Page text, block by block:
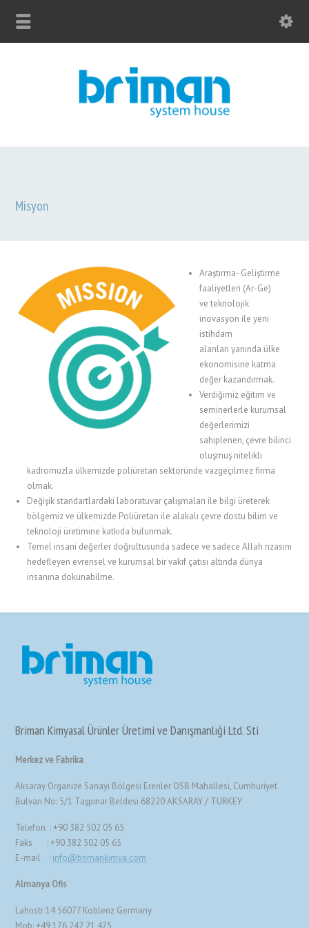
Misyon
Araştırma- Geliştirme
faaliyetleri (Ar-Ge)
ve teknolojik
inovasyon ile yeni
istihdam
alanları yanında ülke
ekonomisine katma
değer kazandırmak.
Verdiğimiz eğitim ve
seminerlerle kurumsal
değerlerimizi
sahiplenen, çevre bilinci
oluşmuş nitelikli
kadromuzla ülkemizde poliüretan sektöründe vazgeçilmez firma
olmak.
Değişik standartlardaki laboratuvar çalışmaları ile bilgi üreterek
bölgemiz ve ülkemizde Poliüretan ile alakalı çevre dostu bilim ve
teknoloji üretimine katkıda bulunmak.
Temel insani değerler doğrultusunda sadece ve sadece Allah rızasını
hedefleyen evrensel ve kurumsal bir vakıf çatısı altında dünya
insanına dokunabilme.
Briman Kimyasal Ürünler Üretimi ve Danışmanlıģi Ltd. Sti
Merkez ve Fabrika
Aksaray Organize Sanayi Bölgesi Erenler OSB Mahallesi, Cumhuriyet
Bulvarı No: 5/1 Taşpınar Beldesi 68220 AKSARAY / TURKEY
Telefon : +90 382 502 05 65
Faks : +90 382 502 05 65
E-mail : info@brimankimya.com
Almanya Ofis
Lahnstr 14 56077 Koblenz Germany